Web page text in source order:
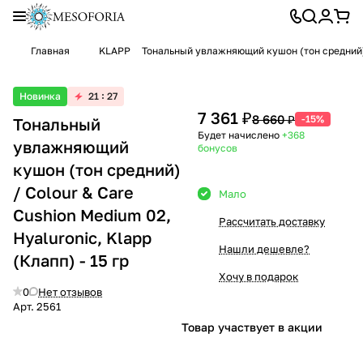
Главная KLAPP Тональный увлажняющий кушон (тон
Новинка 21 27
Тональный
увлажняющий
кушон (тон средний)
/ Colour & Care
Cushion Medium 02,
Hyaluronic, Klapp
(Клапп) - 15 гр
0
Нет отзывов
Арт. 2561
7 361 ₽8 660 ₽ -15%
Будет начислено +368
бонусов
Мало
Рассчитать доставку
Нашли дешевле?
Хочу в подарок
Товар участвует в акции